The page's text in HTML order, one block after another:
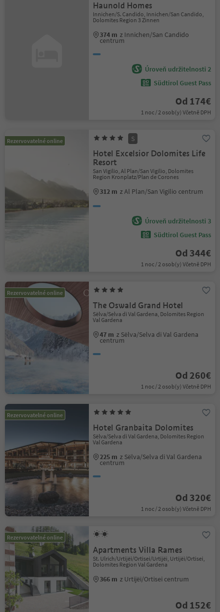
Haunold Homes
Innichen/S. Candido, Innichen/San Candido,
Dolomites Region 3 Zinnen
374 m z Innichen/San Candido
centrum
Úroveň udržitelnosti 2
Südtirol Guest Pass
Od 174€
1 noc / 2 osob(y) Včetně DPH
Rezervovatelné online S
Hotel Excelsior Dolomites Life
Resort
San Vigilio, Al Plan/San Vigilio, Dolomites
Region Kronplatz/Plan de Corones
312 m z Al Plan/San Vigilio centrum
Úroveň udržitelnosti 3
Südtirol Guest Pass
Od 344€
1 noc / 2 osob(y) Včetně DPH
Rezervovatelné online
The Oswald Grand Hotel
Sëlva/Selva di Val Gardena, Dolomites Region
Val Gardena
47 m z Sëlva/Selva di Val Gardena
centrum
Od 260€
1 noc / 2 osob(y) Včetně DPH
Rezervovatelné online
Hotel Granbaita Dolomites
Sëlva/Selva di Val Gardena, Dolomites Region
Val Gardena
225 m z Sëlva/Selva di Val Gardena
centrum
Od 320€
1 noc / 2 osob(y) Včetně DPH
Rezervovatelné online
Apartments Villa Rames
St. Ulrich/Urtijëi/Ortisei/Urtijëi, Urtijëi/Ortisei,
Dolomites Region Val Gardena
366 m z Urtijëi/Ortisei centrum
Od 152€